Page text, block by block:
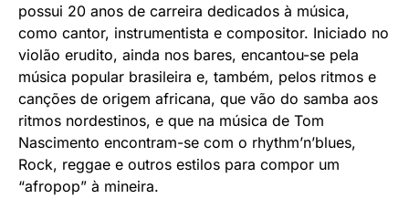
possui 20 anos de carreira dedicados à música,
como cantor, instrumentista e compositor. Iniciado no
violão erudito, ainda nos bares, encantou-se pela
música popular brasileira e, também, pelos ritmos e
canções de origem africana, que vão do samba aos
ritmos nordestinos, e que na música de Tom
Nascimento encontram-se com o rhythm’n’blues,
Rock, reggae e outros estilos para compor um
“afropop” à mineira.